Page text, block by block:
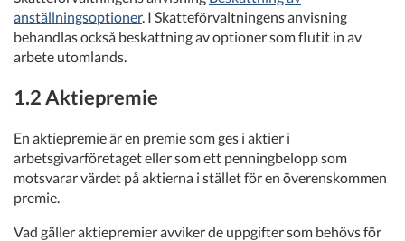
anställningsoptioner. I Skatteförvaltningens anvisning
behandlas också beskattning av optioner som flutit in av
arbete utomlands.
1.2 Aktiepremie
En aktiepremie är en premie som ges i aktier i
arbetsgivarföretaget eller som ett penningbelopp som
motsvarar värdet på aktierna i stället för en överenskommen
premie.
Vad gäller aktiepremier avviker de uppgifter som behövs för